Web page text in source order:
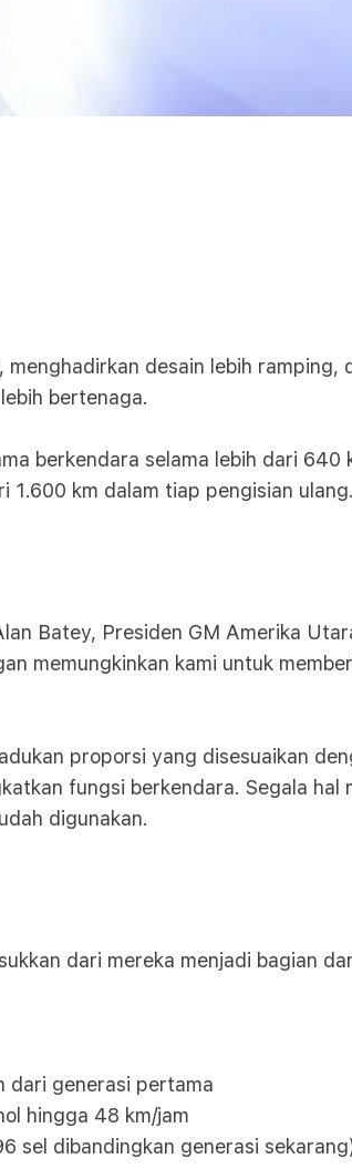
desain lebih ramping,
bertenaga.
berkendara selama lebih dari 640
1.600 km dalam tiap pengisian ulang.
Batey, Presiden GM Amerika
memungkinkan kami untuk
proporsi yang disesuaikan
fungsi berkendara. Segala hal
digunakan.
dari mereka menjadi bagian
dari generasi pertama
hingga 48 km/jam
sel dibandingkan generasi